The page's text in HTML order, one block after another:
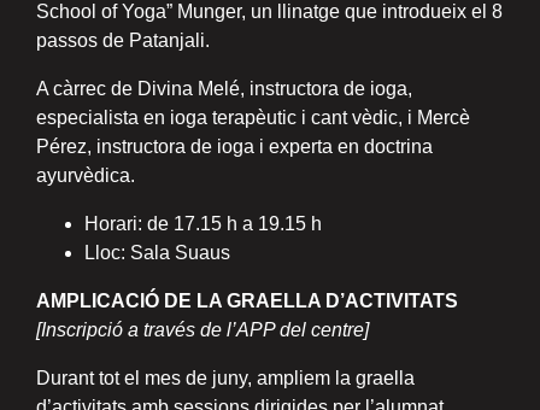
School of Yoga” Munger, un llinatge que introdueix el 8
passos de Patanjali.
A càrrec de Divina Melé, instructora de ioga,
especialista en ioga terapèutic i cant vèdic, i Mercè
Pérez, instructora de ioga i experta en doctrina
ayurvèdica.
Horari: de 17.15 h a 19.15 h
Lloc: Sala Suaus
AMPLICACIÓ DE LA GRAELLA D’ACTIVITATS
[Inscripció a través de l’APP del centre]
Durant tot el mes de juny, ampliem la graella